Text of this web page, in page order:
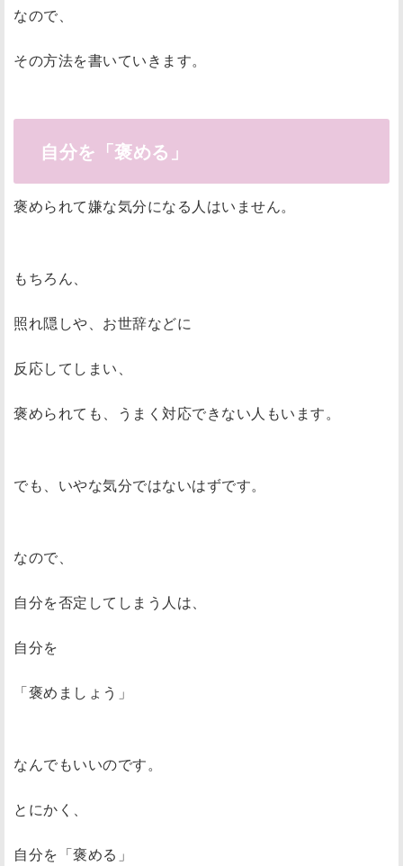
なので、
その方法を書いていきます。
自分を「褒める」
褒められて嫌な気分になる人はいません。
もちろん、
照れ隠しや、お世辞などに
反応してしまい、
褒められても、うまく対応できない人もいます。
でも、いやな気分ではないはずです。
なので、
自分を否定してしまう人は、
自分を
「褒めましょう」
なんでもいいのです。
とにかく、
自分を「褒める」